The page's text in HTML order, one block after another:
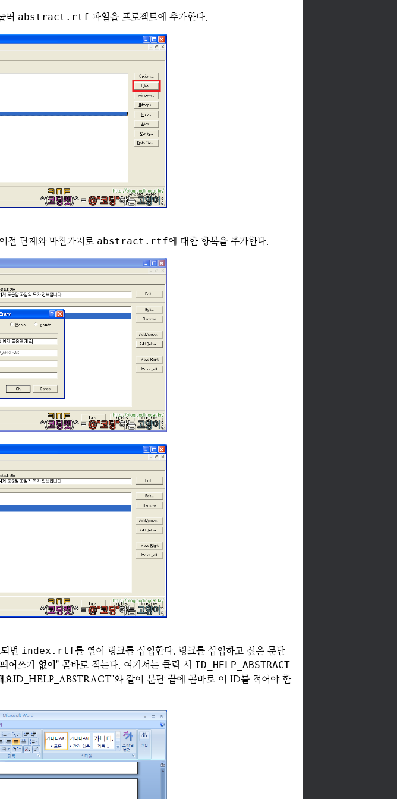
러 abstract.rtf 파일을 프로젝트에 추가한다.
전 단계와 마찬가지로 abstract.rtf에 대한 항목을 추가한다.
면 index.rtf를 열어 링크를 삽입한다. 링크를 삽입하고 싶은 문단
어쓰기 없이"곧바로 적는다. 여기서는 클릭 시 ID_HELP_ABSTRACT
요ID_HELP_ABSTRACT"와 같이 문단 끝에 곧바로 이 ID를 적어야 한